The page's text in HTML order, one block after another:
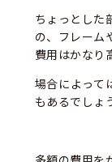
ちょっとした
の、フレーム
費用はかなり
場合によって
もあるでしょ